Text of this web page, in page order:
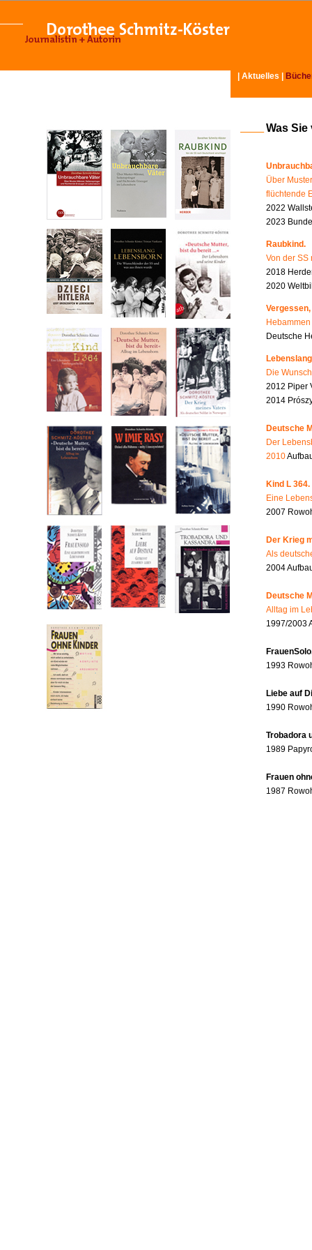
Aktuelles
Was
Über
flüchtende
2022
2023
Raubkind.
Von der SS
2018
2020
Deutsche
Die
2012 Piper
2014
Deutsche
Der
2010
Kind L 364.
Eine
2007
Der Krieg
Als
2004
Deutsche
Alltag im
1997/2003
1993
Liebe auf
1990
Trobadora
1989
Frauen
1987